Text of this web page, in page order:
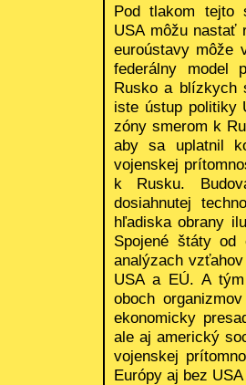
Pod tlakom tejto
USA môžu nastať
euroústavy môže
federálny model
Rusko a blízkych
iste ústup politiky
zóny smerom k
aby sa uplatnil
vojenskej
k Rusku.
dosiahnutej
hľadiska obrany
Spojené štáty od
analýzach
USA a EÚ. A
oboch
ekonomicky
ale aj americký
vojenskej
Európy aj bez